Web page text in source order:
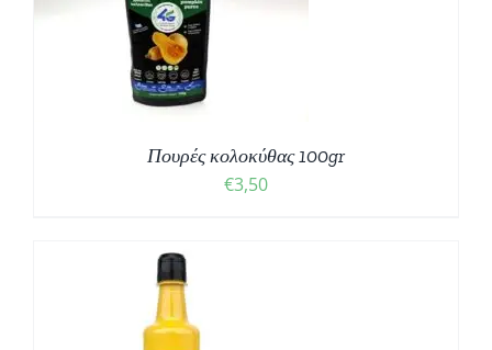
Πουρές κολοκύθας 100gr
€3,50